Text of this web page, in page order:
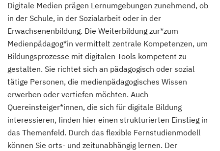
Digitale Medien prägen Lernumgebungen zunehmend, ob
in der Schule, in der Sozialarbeit oder in der
Erwachsenenbildung. Die Weiterbildung zur*zum
Medienpädagog*in vermittelt zentrale Kompetenzen, um
Bildungsprozesse mit digitalen Tools kompetent zu
gestalten. Sie richtet sich an pädagogisch oder sozial
tätige Personen, die medienpädagogisches Wissen
erwerben oder vertiefen möchten. Auch
Quereinsteiger*innen, die sich für digitale Bildung
interessieren, finden hier einen strukturierten Einstieg in
das Themenfeld. Durch das flexible Fernstudienmodell
können Sie orts- und zeitunabhängig lernen. Der